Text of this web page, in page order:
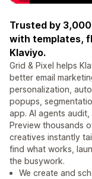
Trusted by
with templates,
Klaviyo.
Grid & Pixel helps
better email
personalization,
popups,
app. AI agents
Preview thousands
creatives instantly
find what works,
the busywork.
We create and